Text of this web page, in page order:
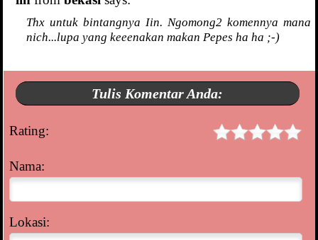
Thx untuk bintangnya Iin. Ngomong2 komennya mana
nich...lupa yang keeenakan makan Pepes ha ha ;-)
Tulis Komentar Anda:
Rating:
Nama:
Lokasi: